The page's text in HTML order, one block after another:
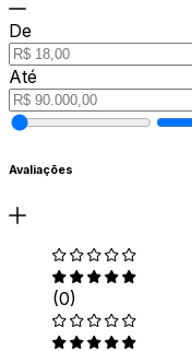
De
Até
Avaliações
(0)